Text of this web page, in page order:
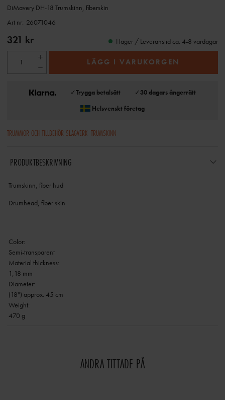
DiMavery DH-18 Trumskinn, fiberskin
Art nr: 26071046
321 kr I lager / Leveranstid ca. 4-8 vardagar
LÄGG I VARUKORGEN
✓Trygga betalsätt ✓30 dagars ångerrätt
Helsvenskt företag
TRUMMOR OCH TILLBEHÖR SLAGVERK TRUMSKINN
PRODUKTBESKRIVNING
Trumskinn, fiber hud
Drumhead, fiber skin
Color:
Semi-transparent
Material thickness:
1,18 mm
Diameter:
(18") approx. 45 cm
Weight:
470 g
ANDRA TITTADE PÅ